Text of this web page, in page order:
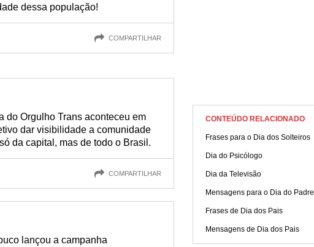
dessa população!
COMPARTILHAR
do Orgulho Trans aconteceu em
dar visibilidade a comunidade
da capital, mas de todo o Brasil.
COMPARTILHAR
lançou a campanha
CONTEÚDO RELACIONADO
Frases para o Dia dos Solteiros
Dia do Psicólogo
Dia da Televisão
Mensagens para o Dia do Padre
Frases de Dia dos Pais
Mensagens de Dia dos Pais